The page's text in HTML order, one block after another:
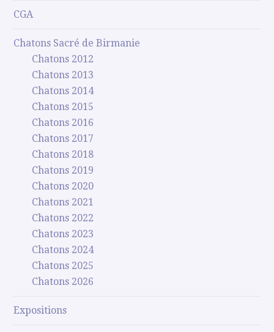
CGA
Chatons Sacré de Birmanie
Chatons 2012
Chatons 2013
Chatons 2014
Chatons 2015
Chatons 2016
Chatons 2017
Chatons 2018
Chatons 2019
Chatons 2020
Chatons 2021
Chatons 2022
Chatons 2023
Chatons 2024
Chatons 2025
Chatons 2026
Expositions